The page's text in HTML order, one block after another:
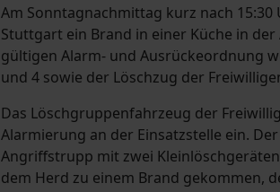
Am Sonntagnachmittag kurz nach
Stuttgart ein Brand in einer Küche in
gültigen Alarm- und Ausrückeordnung
und 4 sowie der Löschzug der
Das Löschgruppenfahrzeug der
Alarmierung an der Einsatzstelle ein.
Angriffstrupp mit zwei
dem Herd zu einem Brand gekommen,